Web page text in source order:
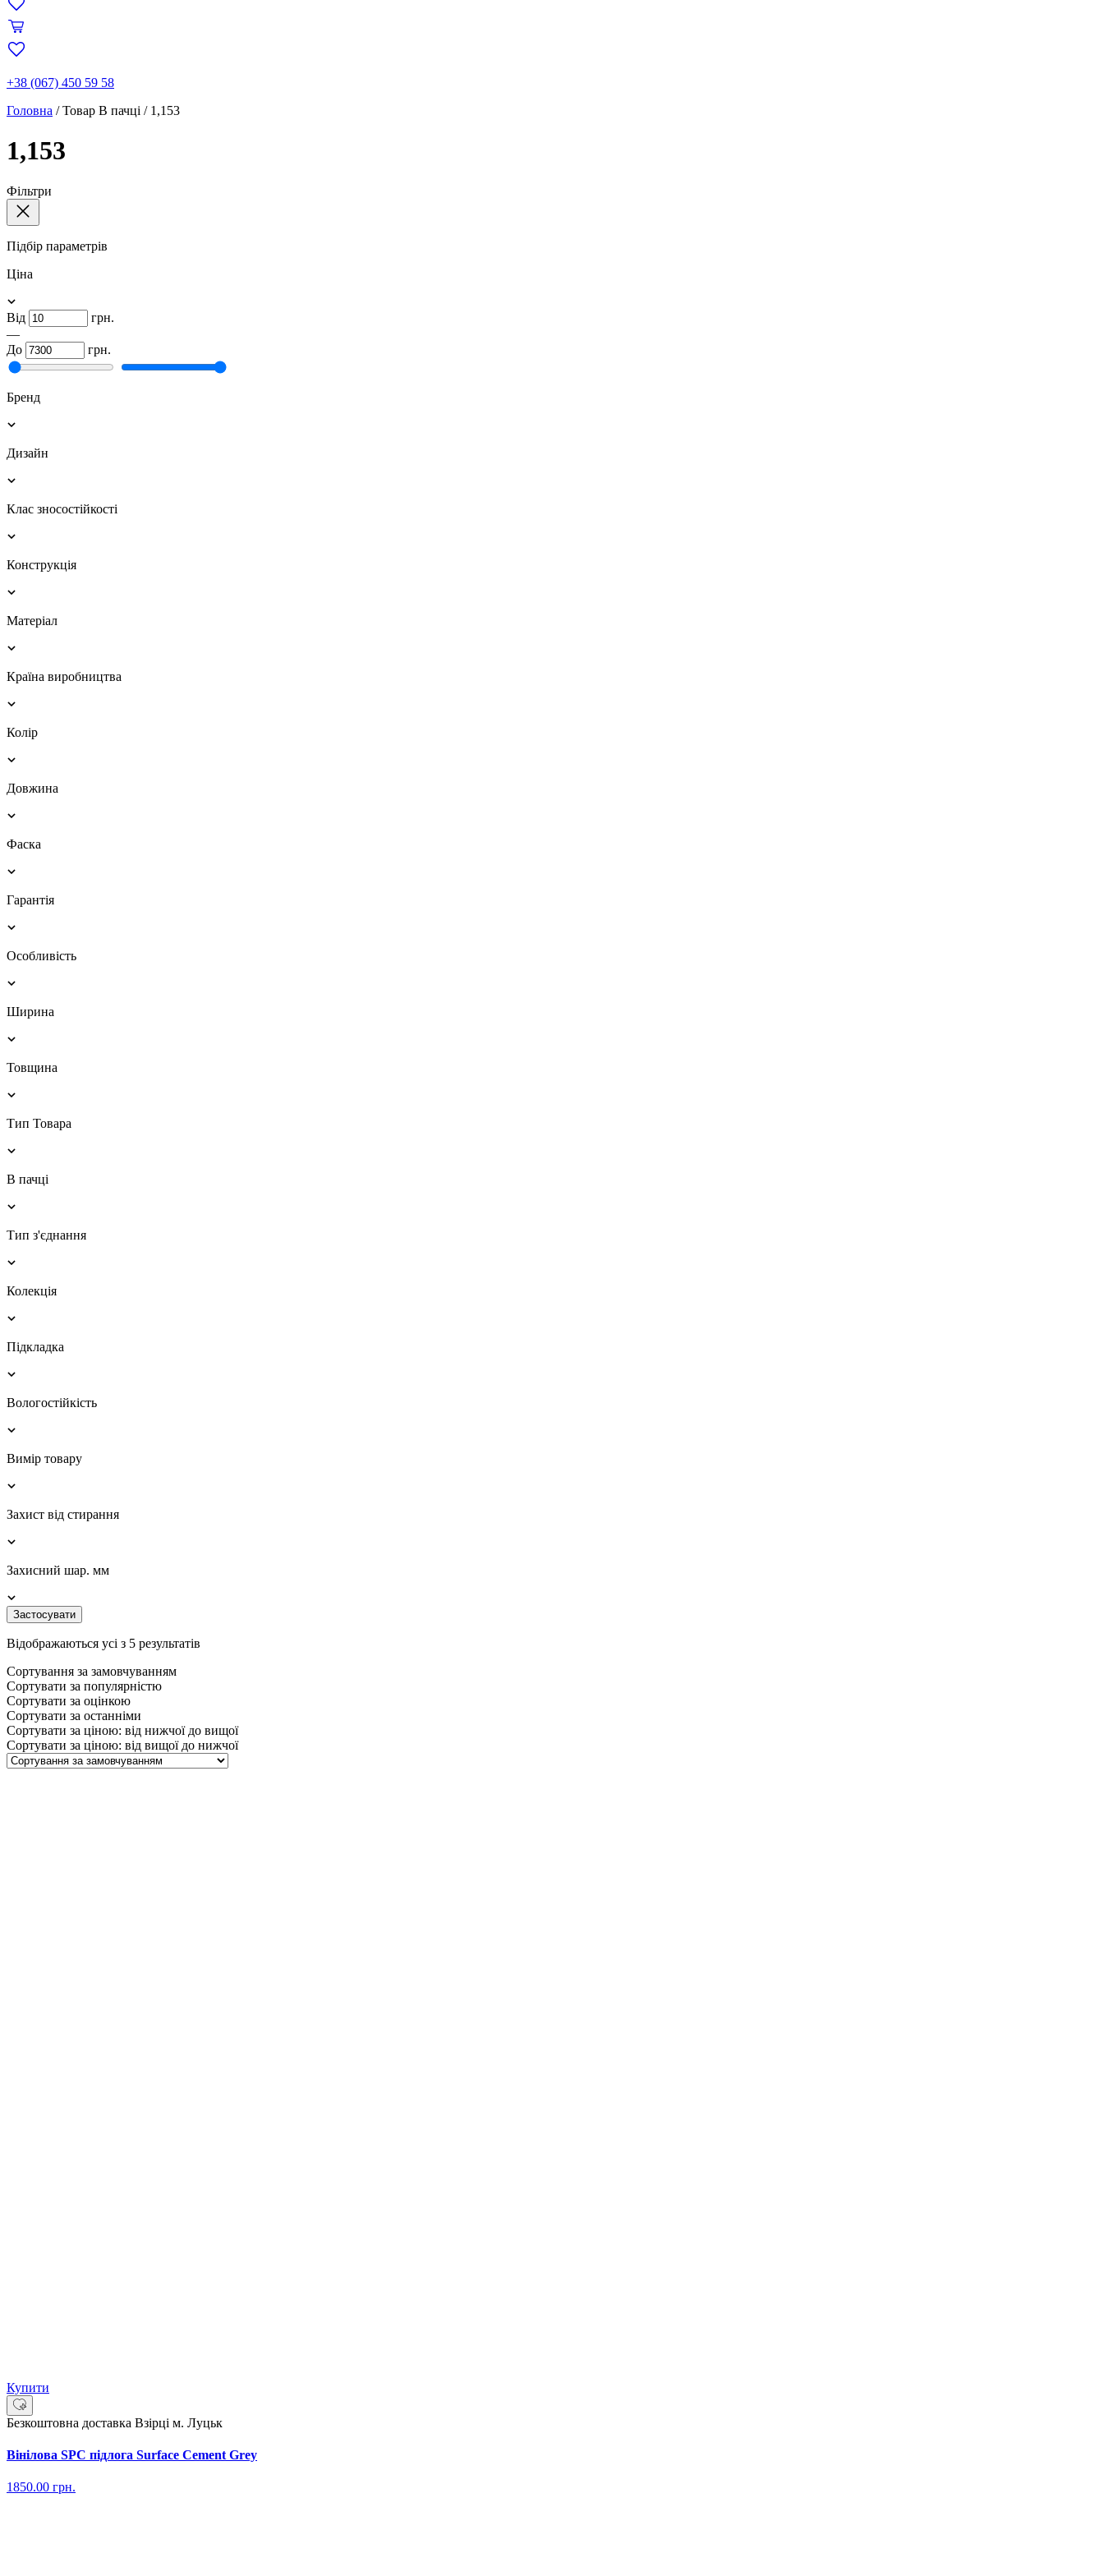
+38 (067) 450 59 58
Головна /Товар В пачці / 1,153
1,153
Фільтри
Підбір параметрів
Ціна
Від
грн.
—
До
грн.
Бренд
Дизайн
Клас зносостійкості
Конструкція
Матеріал
Країна виробництва
Колір
Довжина
Фаска
Гарантія
Особливість
Ширина
Товщина
Тип Товара
В пачці
Тип з'єднання
Колекція
Підкладка
Вологостійкість
Вимір товару
Захист від стирання
Захисний шар. мм
Застосувати
Відображаються усі з 5 результатів
Сортування за замовчуванням
Сортувати за популярністю
Сортувати за оцінкою
Сортувати за останніми
Сортувати за ціною: від нижчої до вищої
Сортувати за ціною: від вищої до нижчої
Купити
Безкоштовна доставка Взірці м. Луцьк
Вінілова SPC підлога Surface Cement Grey
1850.00 грн.